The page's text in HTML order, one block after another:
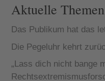
Aktuelle Themen
Das Publikum hat das
Die Pegeluhr kehrt
„Lass dich nicht bange